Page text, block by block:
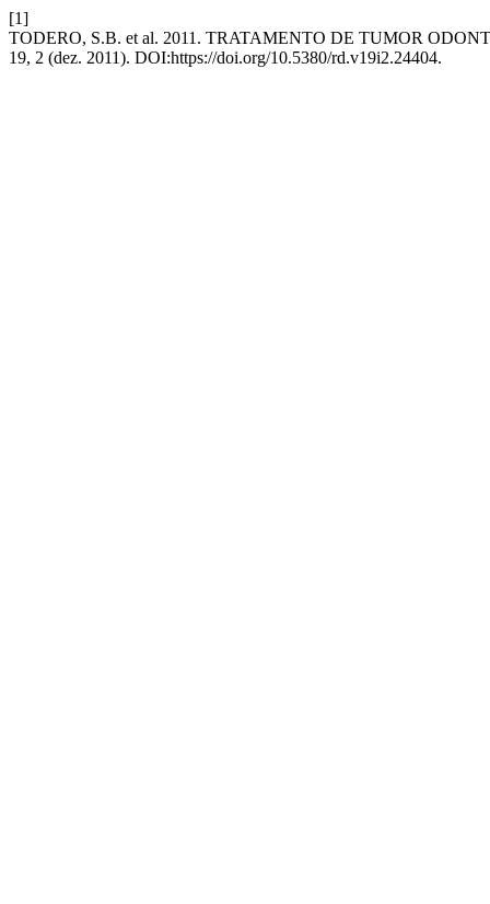
[1]
TODERO, S.B. et al. 2011. TRATAMENTO DE TUMOR
19, 2 (dez. 2011). DOI:https://doi.org/10.5380/rd.v19i2.24404.